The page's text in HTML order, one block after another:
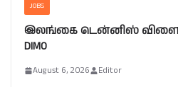
JOBS
இலங்கை டென்னிஸ்
DIMO
August 6, 2026 Editor